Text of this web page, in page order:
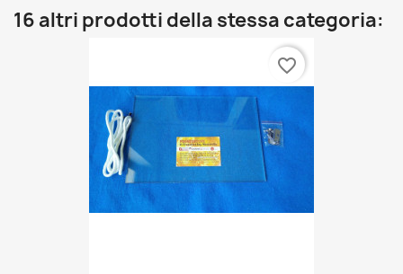
16 altri prodotti della stessa categoria:
favorite_border